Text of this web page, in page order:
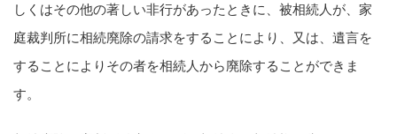
しくはその他の著しい非行があったときに、被相続人が、家
庭裁判所に相続廃除の請求をすることにより、又は、遺言を
することによりその者を相続人から廃除することができま
す。